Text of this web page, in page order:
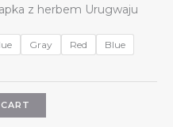
z herbem Urugwaju
Gray Red Blue